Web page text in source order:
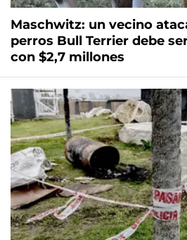
Maschwitz: un vecino
perros Bull Terrier debe
con $2,7 millones